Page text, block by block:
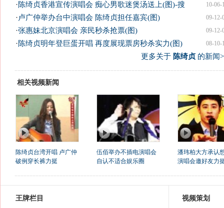
10-06-
·陈绮贞香港宣传演唱会 痴心男歌迷煲汤送上(图)-搜
09-12-
·卢广仲举办台中演唱会 陈绮贞担任嘉宾(图)
09-12-
·张惠妹北京演唱会 亲民秒杀抢票(图)
08-10-
·陈绮贞明年登巨蛋开唱 再度展现票房秒杀实力(图)
更多关于 陈绮贞的新闻
相关视频新闻
陈绮贞台湾开唱 卢广仲
破例穿长裤力挺
伍佰举办不插电演唱会
自认不适合娱乐圈
潘玮柏大方承认
演唱会邀好友力
王牌栏目 视频策划